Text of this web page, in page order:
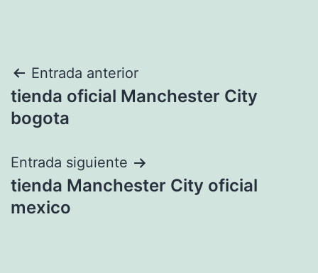
Navegación
de
Entrada anterior
tienda oficial Manchester City
bogota
Entrada siguiente
tienda Manchester City oficial
mexico